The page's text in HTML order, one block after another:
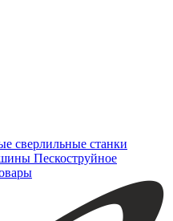
сверлильные станки
Пескоструйное